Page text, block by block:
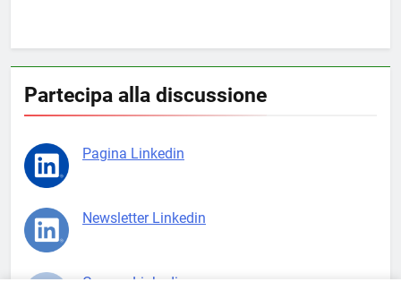
Partecipa alla discussione
Pagina Linkedin
Newsletter Linkedin